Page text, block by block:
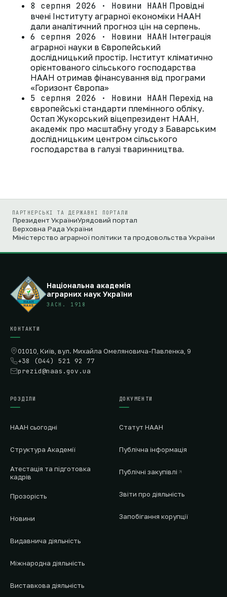
8 серпня 2026 · Новини НААН Провідні
вчені Інституту аграрної економіки НААН
дали аналітичний прогноз цін на серпень.
6 серпня 2026 · Новини НААН Інтеграція
аграрної науки в Європейський
дослідницький простір. Інститут кліматично
орієнтованого сільського господарства
НААН отримав фінансування від програми
«Горизонт Європа»
5 серпня 2026 · Новини НААН Перехід на
європейські стандарти племінного обліку.
Остап Жукорський віцепрезидент НААН,
академік про масштабну угоду з Баварським
дослідницьким центром сільського
господарства в галузі тваринництва.
ПАРТНЕРСЬКІ ТА ДЕРЖАВНІ ПОРТАЛИ
Президент УкраїниУрядовий портал
Верховна Рада України
Міністерство аграрної політики та продовольства України
Національна академія
аграрних наук України
ЗАСН. 1918
КОНТАКТИ
01010, Київ, вул. Михайла Омеляновича-Павленка, 9
+38 (044) 521 92 77
prezid@naas.gov.ua
РОЗДІЛИ
НААН сьогодні
Структура Академії
Атестація та підготовка
кадрів
Прозорість
Новини
Видавнича діяльність
Міжнародна діяльність
Виставкова діяльність
ДОКУМЕНТИ
Статут НААН
Публічна інформація
Публічні закупівлі
Звіти про діяльність
Запобігання корупції